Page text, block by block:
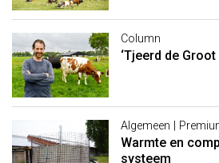
Column
‘Tjeerd de
Algemeen |
Warmte en
systeem